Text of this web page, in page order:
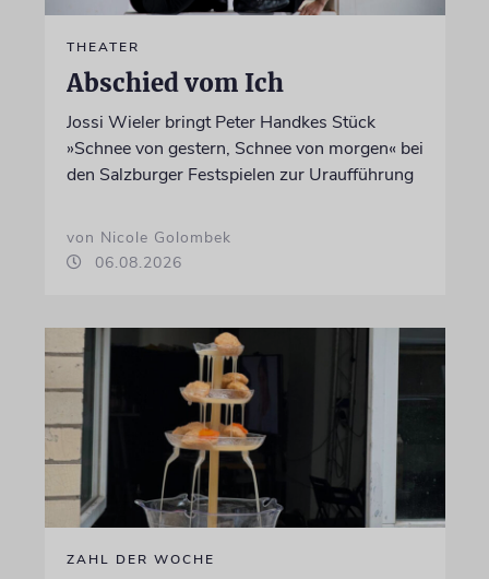
THEATER
Abschied vom Ich
Jossi Wieler bringt Peter Handkes Stück
»Schnee von gestern, Schnee von morgen« bei
den Salzburger Festspielen zur Uraufführung
von Nicole Golombek
06.08.2026
ZAHL DER WOCHE